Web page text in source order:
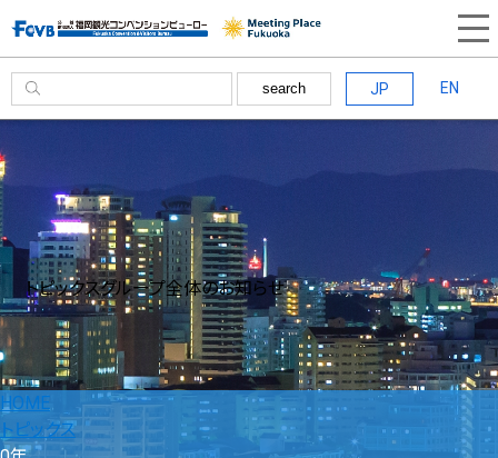
search JP EN
トピックスグループ全体のお知らせ
HOME
トピックス